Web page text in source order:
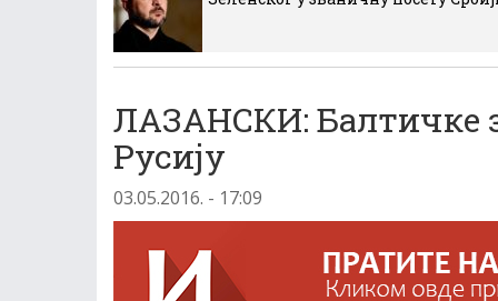
ЛАЗАНСКИ: Балтичке
Русију
03.05.2016. - 17:09